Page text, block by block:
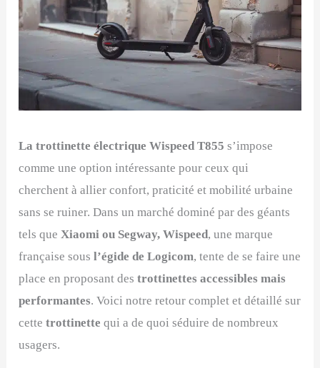
La trottinette électrique Wispeed T855 s’impose
comme une option intéressante pour ceux qui
cherchent à allier confort, praticité et mobilité urbaine
sans se ruiner. Dans un marché dominé par des géants
tels queXiaomi ou Segway, Wispeed, une marque
française sousl’égide de Logicom, tente de se faire une
place en proposant destrottinettes accessibles mais
performantes. Voici notre retour complet et détaillé sur
cettetrottinettequi a de quoi séduire de nombreux
usagers.